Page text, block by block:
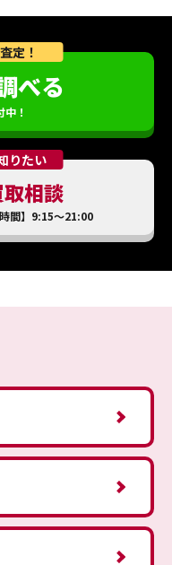
定！
べる
！
りたい
相談
間】9:15～21:00